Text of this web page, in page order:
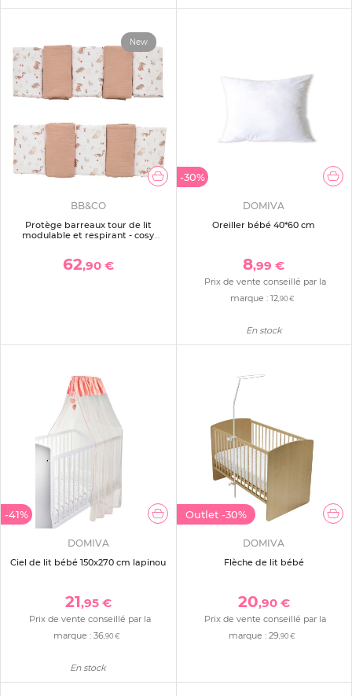
New
BB&CO
Protège barreaux tour de lit
modulable et respirant - cosy
62,90 €
-30%
DOMIVA
Oreiller bébé 40*60 cm
8,99 €
Prix de vente conseillé par la
marque : 12,90 €
En stock
-41%
DOMIVA
Ciel de lit bébé 150x270 cm lapinou
21,95 €
Prix de vente conseillé par la
marque : 36,90 €
En stock
Outlet -30%
DOMIVA
Flèche de lit bébé
20,90 €
Prix de vente conseillé par la
marque :29,90 €